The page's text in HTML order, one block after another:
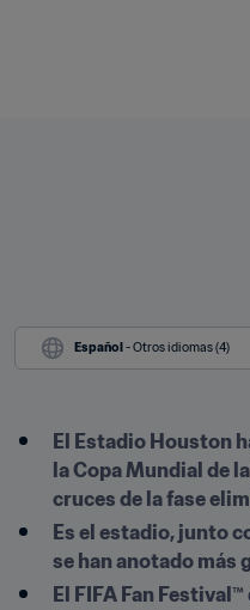
Español - Otros idiomas (4)
El Estadio Houston
la Copa Mundial de
cruces de la fase
Es el estadio, junto
se han anotado más
El FIFA Fan